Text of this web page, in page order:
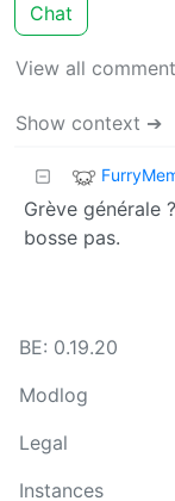
Chat
View all
Show context ➔
Grève générale
bosse pas.
BE: 0.19.20
Modlog
Legal
Instances